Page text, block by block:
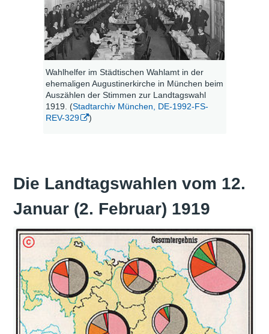
Wahlhelfer im Städtischen Wahlamt in der
ehemaligen Augustinerkirche in München beim
Auszählen der Stimmen zur Landtagswahl
1919. (Stadtarchiv München, DE-1992-FS-
REV-329
)
Die Landtagswahlen vom 12.
Januar (2. Februar) 1919